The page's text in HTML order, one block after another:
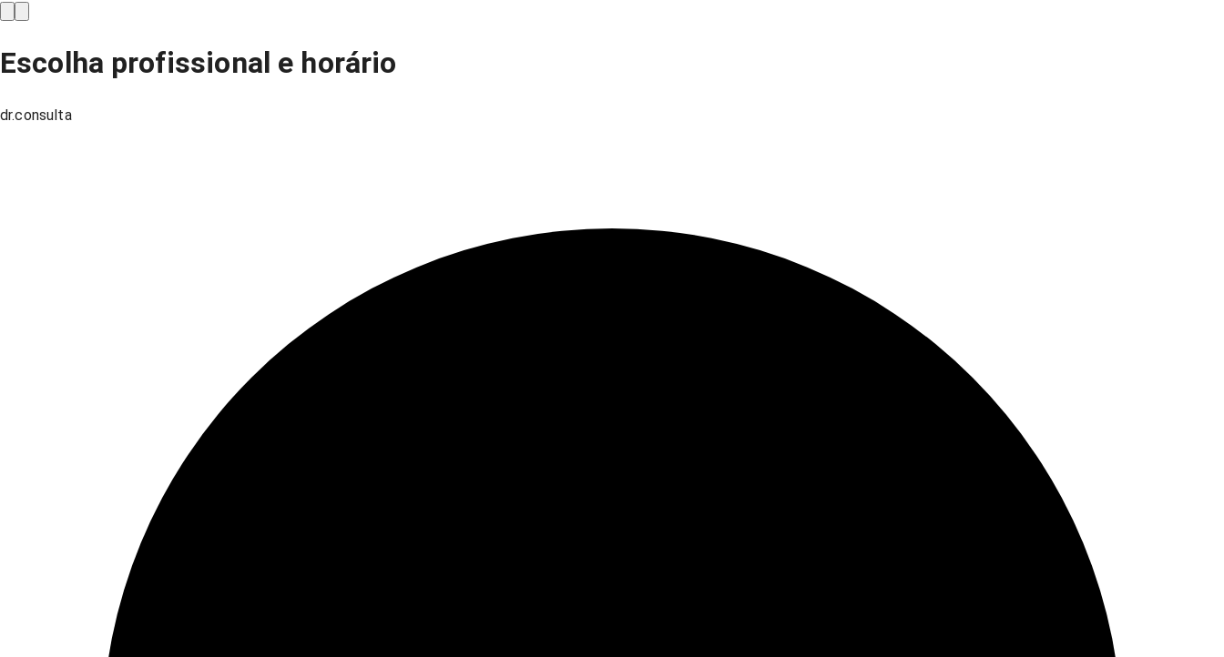
Escolha profissional e horário
dr.consulta